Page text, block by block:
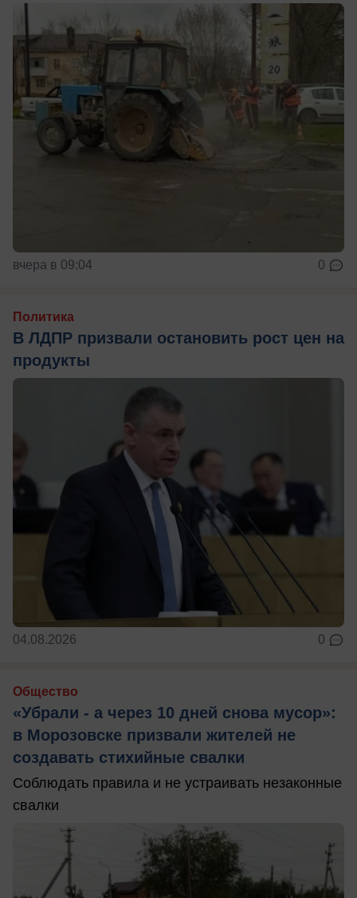
вчера в 09:04 0
Политика
В ЛДПР призвали остановить рост цен на
продукты
04.08.2026 0
Общество
«Убрали - а через 10 дней снова мусор»:
в Морозовске призвали жителей не
создавать стихийные свалки
Соблюдать правила и не устраивать незаконные
свалки